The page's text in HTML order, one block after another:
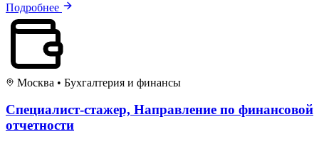
Подробнее
Москва • Бухгалтерия и финансы
Специалист-стажер, Направление по финансовой
отчетности